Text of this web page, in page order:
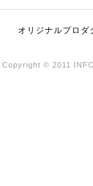
オリジナルプロダ
Copyright © 2011